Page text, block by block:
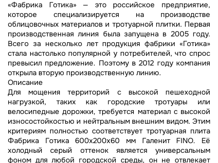
«Фабрика Готика» — это российское предприятие,
которое специализируется на производстве
облицовочных материалов и тротуарной плитки. Первая
производственная линия была запущена в 2005 году.
Всего за несколько лет продукция фабрики «Готика»
стала настолько популярной у потребителей, что спрос
превысил предложение. Поэтому в 2012 году компания
открыла вторую производственную линию.
Описание
Для мощения территорий с высокой пешеходной
нагрузкой, таких как городские тротуары или
велосипедные дорожки, требуется материал с высокой
износостойкостью и нейтральным внешним видом. Этим
критериям полностью соответствует тротуарная плита
Фабрика Готика 600х200х60 мм Галенит FINO. Её
холодный серый оттенок является универсальным
фоном для любой городской среды, он не отвлекает